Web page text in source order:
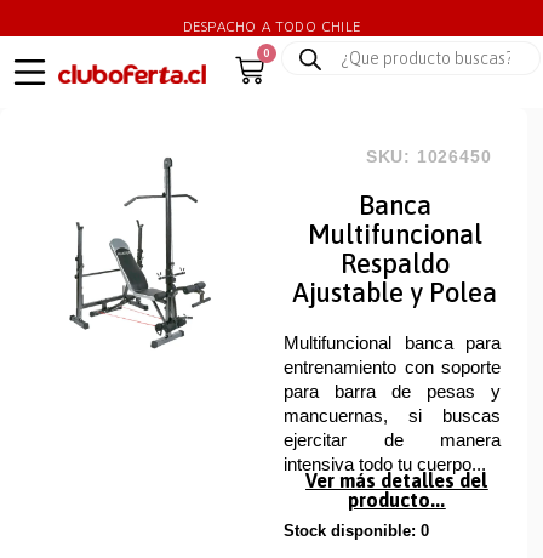
DESPACHO A TODO CHILE
0
SKU: 1026450
Banca
Multifuncional
Respaldo
Ajustable y Polea
Multifuncional banca para
entrenamiento con soporte
para barra de pesas y
mancuernas, si buscas
ejercitar de manera
intensiva todo tu cuerpo...
Ver más detalles del
producto...
Stock disponible: 0